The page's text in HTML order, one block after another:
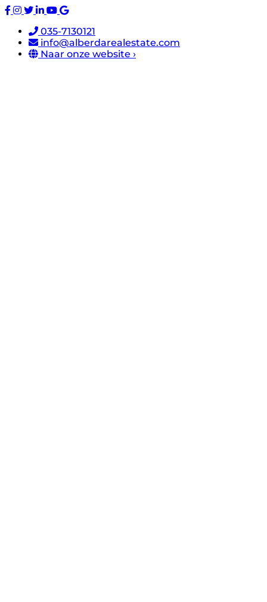
035-7130121
info@alberdarealestate.com
Naar onze website ›